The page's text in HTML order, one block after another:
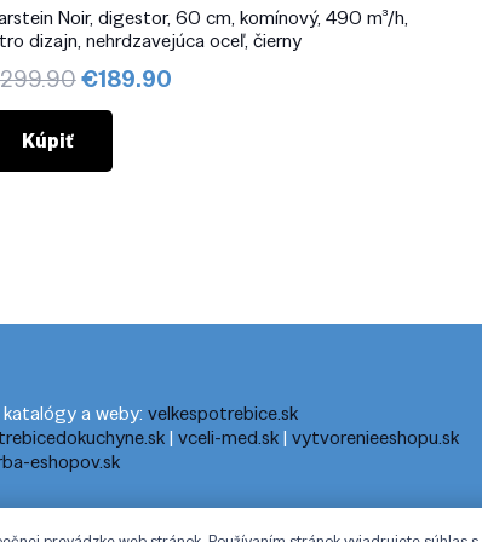
Noir, digestor, 60 cm, komínový, 490 m³/h,
dizajn, nehrdzavejúca oceľ, čierny
299.90Pôvodná
cena
€299.90.
€189.90Aktuálna
Kúpiť
a weby: velkespotrebice.sk
| vceli-med.sk| vytvorenieeshopu.sk
eshopov.sk